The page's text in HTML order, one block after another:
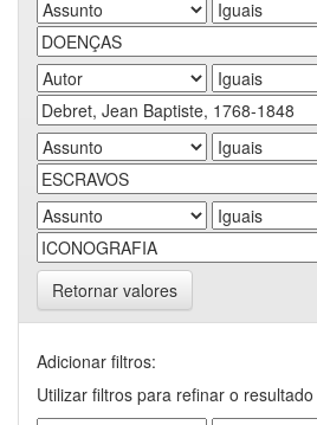
Retornar valores
Adicionar filtros:
Utilizar filtros para refinar o